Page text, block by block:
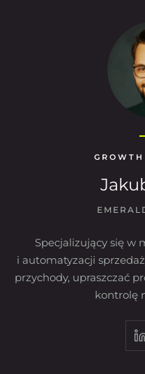
Specjalizujący się
i automatyzacji
przychody, upraszczać
kontrolę